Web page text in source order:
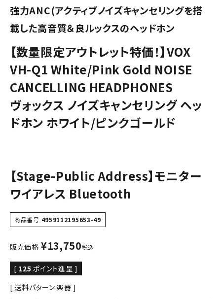
強力ANC(アクティブノイズキャンセリングを搭
載した高音質＆良ルックスのヘッドホン
【数量限定アウトレット特価！】VOX
VH-Q1 White/Pink Gold NOISE
CANCELLING HEADPHONES
ヴォックス ノイズキャンセリング ヘッ
ドホン ホワイト/ピンクゴールド
【Stage-Public Address】モニター
ワイアレス Bluetooth
商品番号 4959112195653-49
販売価格 ¥13,750税込
[ 125 ポイント進呈 ]
送料パターン 楽器